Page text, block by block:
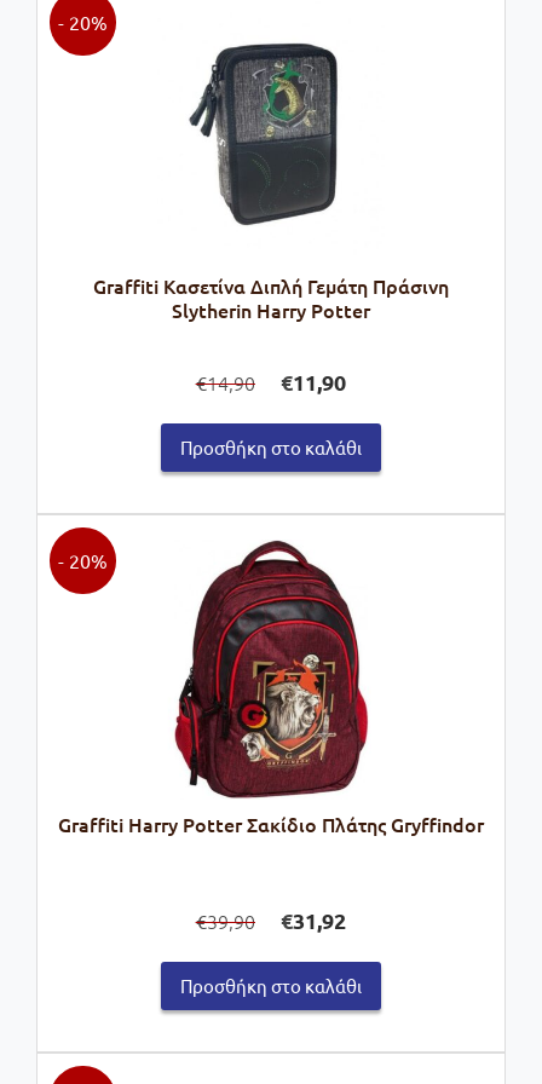
Graffiti Κασετίνα Διπλή Γεμάτη Πράσινη
Slytherin Harry Potter
- 20%
€14,90
price
was:
€14,90.
€11,90τρέχουσα
τιμή
είναι:
€11,90.
Προσθήκη στο καλάθι
Graffiti Harry Potter Σακίδιο Πλάτης Gryffindor
- 20%
€39,90
price
was:
€39,90.
€31,92τρέχουσα
τιμή
είναι:
€31,92.
Προσθήκη στο καλάθι